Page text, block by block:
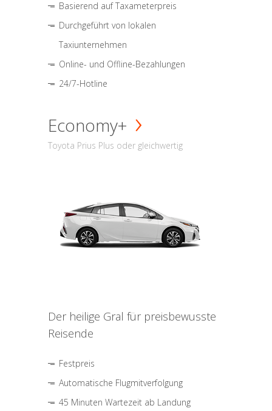
Basierend auf Taxameterpreis
Durchgeführt von lokalen
Taxiunternehmen
Online- und Offline-Bezahlungen
24/7-Hotline
Economy+
Toyota Prius Plus oder gleichwertig
Der heilige Gral für preisbewusste
Reisende
Festpreis
Automatische Flugmitverfolgung
45 Minuten Wartezeit ab Landung